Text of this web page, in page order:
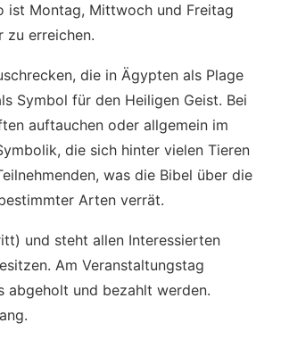
ist Montag, Mittwoch und Freitag
zu erreichen.
die in Ägypten als Plage
Symbol für den Heiligen Geist. Bei
auftauchen oder allgemein im
die sich hinter vielen Tieren
was die Bibel über die
Arten verrät.
und steht allen Interessierten
Am Veranstaltungstag
abgeholt und bezahlt werden.